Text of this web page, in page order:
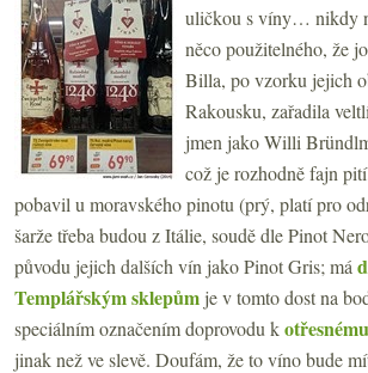
uličkou s víny… nikdy
něco použitelného, že
Billa, po vzorku jejich
Rakousku, zařadila
jmen jako Willi
což je rozhodně fajn
pobavil u moravského pinotu (prý, platí pro
šarže třeba budou z Itálie, soudě dle Pinot
původu jejich dalších vín jako Pinot Gris; má
Templářským sklepům je v tomto dost na
speciálním označením doprovodu k
jinak než ve slevě. Doufám, že to víno bude